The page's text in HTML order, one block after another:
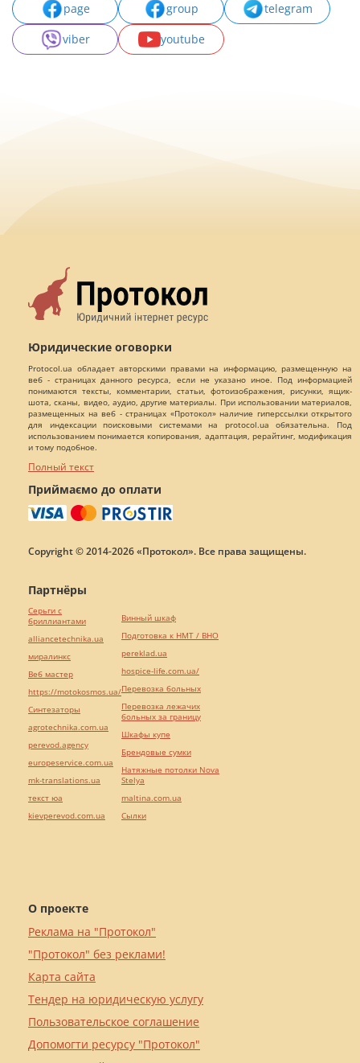
page group
telegram
viber
youtube
Юридические оговорки
Protocol.ua обладает авторскими правами на информацию, размещенную на
веб - страницах данного ресурса, если не указано иное. Под информацией
понимаются тексты, комментарии, статьи, фотоизображения, рисунки, ящик-
шота, сканы, видео, аудио, другие материалы. При использовании материалов,
размещенных на веб - страницах «Протокол» наличие гиперссылки открытого
для индексации поисковыми системами на protocol.ua обязательна. Под
использованием понимается копирования, адаптация, рерайтинг, модификация
и тому подобное.
Полный текст
Приймаємо до оплати
Copyright © 2014-2026 «Протокол». Все права защищены.
О проекте
Реклама на "Протокол"
"Протокол" без реклами!
Карта сайта
Тендер на юридическую услугу
Пользовательское соглашение
Допомогти ресурсу "Протокол"
Партнёры
Серьги с
бриллиантами
alliancetechnika.ua
миралинкс
Веб мастер
https://motokosmos.ua/
Синтезаторы
agrotechnika.com.ua
perevod.agency
europeservice.com.ua
mk-translations.ua
текст юа
kievperevod.com.ua
Винный шкаф
Подготовка к НМТ / ВНО
pereklad.ua
hospice-life.com.ua/
Перевозка больных
Перевозка лежачих
больных за границу
Шкафы купе
Брендовые сумки
Натяжные потолки Nova
Stelya
maltina.com.ua
Cылки